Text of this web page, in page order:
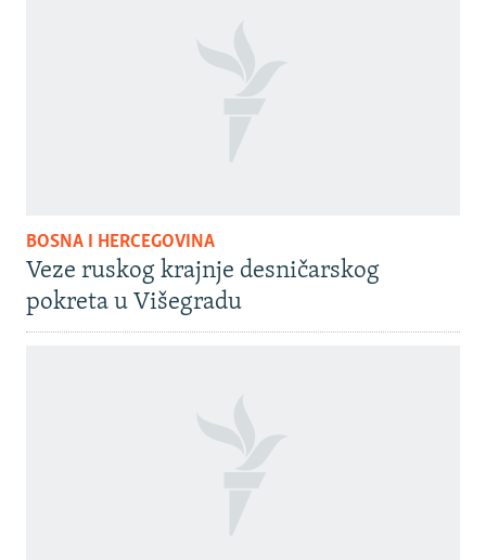
BOSNA I HERCEGOVINA
Veze ruskog krajnje desničarskog
pokreta u Višegradu